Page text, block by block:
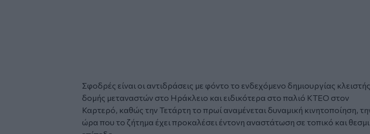
Σφοδρές είναι οι αντιδράσεις με φόντο το ενδεχόμενο δημιουργίας κλειστής
δομής μεταναστών στο Ηράκλειο και ειδικότερα στο παλιό ΚΤΕΟ στον
Καρτερό, καθώς την Τετάρτη το πρωί αναμένεται δυναμική κινητοποίηση,
ώρα που το ζήτημα έχει προκαλέσει έντονη αναστάτωση σε τοπικό και